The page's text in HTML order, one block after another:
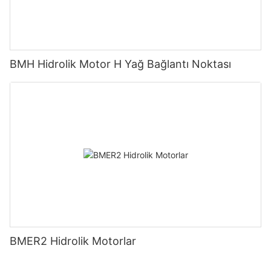
BMH Hidrolik Motor H Yağ Bağlantı Noktası
BMER2 Hidrolik Motorlar